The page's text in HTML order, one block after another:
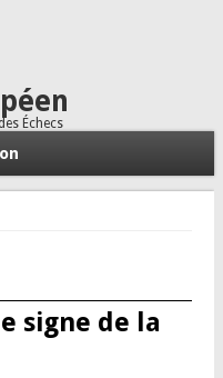
Échecs
signe de la